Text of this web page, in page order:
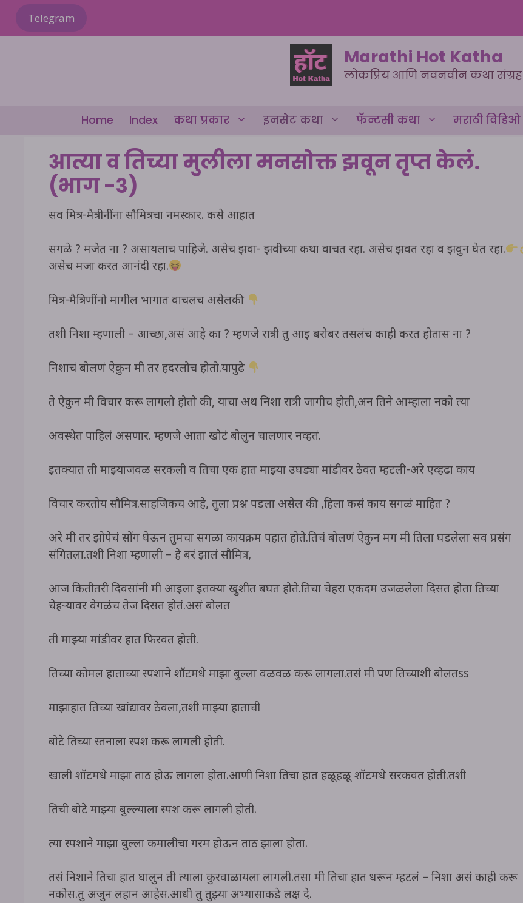
Telegram
Marathi Hot Katha
लोकप्रिय आणि नवनवीन कथा संग्रह
Home Index कथा प्रकार इनसेट कथा फॅन्टसी कथा मराठी विडिओ
आत्या व तिच्या मुलीला मनसोक्त झवून तृप्त केलं.
(भाग -३)
सर्व मित्र-मैत्रीनींना सौमित्रचा नमस्कार. कसे आहात
सगळे ? मजेत ना ? असायलाच पाहिजे. असेच झवा- झवीच्या कथा वाचत रहा. असेच झवत रहा व झवुन घेत रहा.
असेच मजा करत आनंदी रहा.
मित्र-मैत्रिणींनो मागील भागात वाचलच असेलकी
तशी निशा म्हणाली – आच्छा,असं आहे का ? म्हणजे रात्री तु आई बरोबर तसलंच काही करत होतास ना ?
निशाचं बोलणं ऐकुन मी तर हदरलोच होतो.यापुढे
ते ऐकुन मी विचार करू लागलो होतो की, याचा अर्थ निशा रात्री जागीच होती,अन तिने आम्हाला नको त्या
अवस्थेत पाहिलं असणार. म्हणजे आता खोटं बोलुन चालणार नव्हतं.
इतक्यात ती माझ्याजवळ सरकली व तिचा एक हात माझ्या उघड्या मांडीवर ठेवत म्हटली-अरे एव्हढा काय
विचार करतोय सौमित्र.साहजिकच आहे, तुला प्रश्न पडला असेल की ,हिला कसं काय सगळं माहित ?
अरे मी तर झोपेचं सोंग घेऊन तुमचा सगळा कार्यक्रम पहात होते.तिचं बोलणं ऐकुन मग मी तिला घडलेला सर्व प्रसंग
संगितला.तशी निशा म्हणाली – हे बरं झालं सौमित्र,
आज कितीतरी दिवसांनी मी आईला इतक्या खुशीत बघत होते.तिचा चेहरा एकदम उजळलेला दिसत होता तिच्या
चेहऱ्यावर वेगळंच तेज दिसत होतं.असं बोलत
ती माझ्या मांडीवर हात फिरवत होती.
तिच्या कोमल हाताच्या स्पर्शाने शॉर्टमधे माझा बुल्ला वळवळ करू लागला.तसं मी पण तिच्याशी बोलतss
माझाहात तिच्या खांद्यावर ठेवला,तशी माझ्या हाताची
बोटे तिच्या स्तनाला स्पर्श करू लागली होती.
खाली शॉर्टमधे माझा ताठ होऊ लागला होता.आणी निशा तिचा हात हळूहळू शॉर्टमधे सरकवत होती.तशी
तिची बोटे माझ्या बुल्ल्याला स्पर्श करू लागली होती.
त्या स्पर्शाने माझा बुल्ला कमालीचा गरम होऊन ताठ झाला होता.
तसं निशाने तिचा हात घालुन ती त्याला कुरवाळायला लागली.तसा मी तिचा हात धरून म्हटलं – निशा असं काही करू
नकोस.तु अजुन लहान आहेस.आधी तु तुझ्या अभ्यासाकडे लक्ष दे.